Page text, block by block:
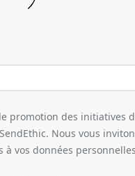
promotion des initiatives
Nous vous
vos données